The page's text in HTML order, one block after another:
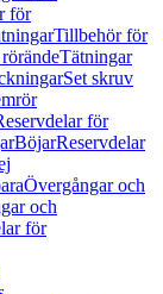
för
Tillbehör för
Tätningar
Set skruv
för
BöjarReservdelar
Övergångar och
och
för